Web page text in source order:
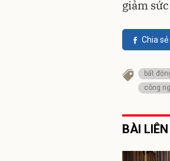
giảm
Chia
bất
công
BÀI